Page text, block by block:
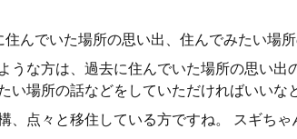
んでいた場所の思い出、住んでみたい場所
うな方は、過去に住んでいた場所の思い出
い場所の話などをしていただければいいな
、点々と移住している方ですね。 スギちゃ